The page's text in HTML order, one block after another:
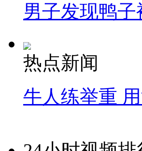
男子发现鸭
热点新闻
牛人练举重